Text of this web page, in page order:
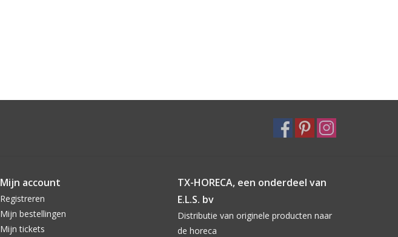
Mijn account
Registreren
Mijn bestellingen
Mijn tickets
TX-HORECA, een onderdeel van
E.L.S. bv
Distributie van originele producten naar
de horeca